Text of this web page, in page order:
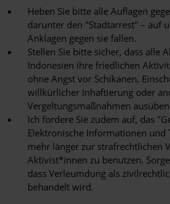
Heben Sie bitte alle Auflagen
darunter den "Stadtarrest" – auf
Anklagen gegen sie fallen.
Stellen Sie bitte sicher, dass alle
Indonesien ihre friedlichen
ohne Angst vor Schikanen,
willkürlicher Inhaftierung oder
Vergeltungsmaßnahmen
Ich fordere Sie zudem auf, das
Elektronische Informationen und
mehr länger zur strafrechtlichen
Aktivist*innen zu benutzen.
dass Verleumdung als
behandelt wird.